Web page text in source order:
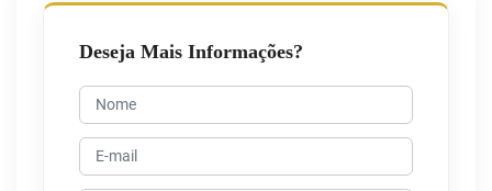
Deseja Mais Informações?